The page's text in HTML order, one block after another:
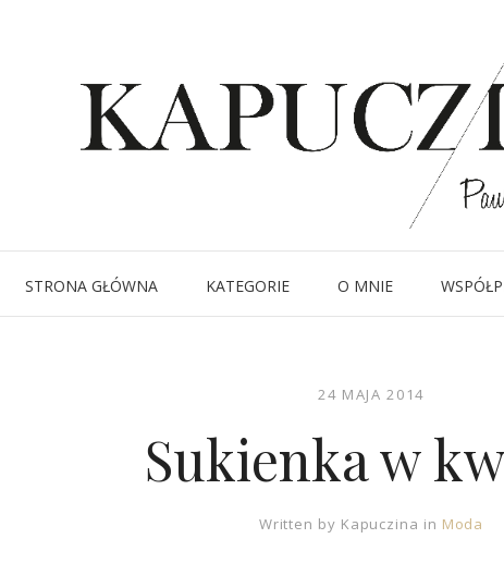
STRONA GŁÓWNA KATEGORIE O MNIE
24 MAJA 2014
Sukienka w
Written by Kapuczina in Moda